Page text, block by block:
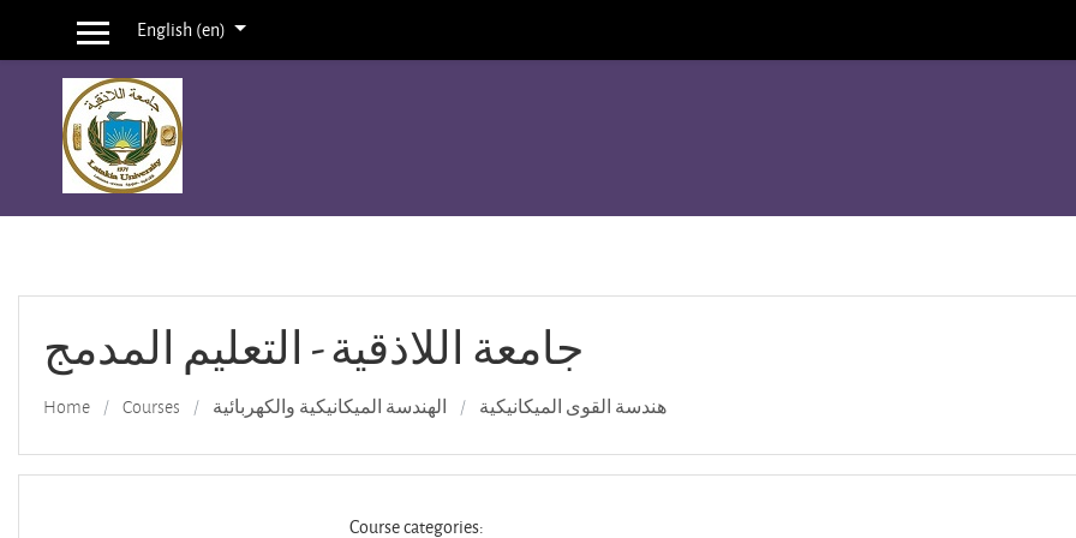
Skip to main content
Side panelEnglish ‎(en)‎
جامعة اللاذقية - التعليم المدمج
Home Courses الهندسة الميكانيكية والكهربائية هندسة القوى الميكانيكية
Course categories: